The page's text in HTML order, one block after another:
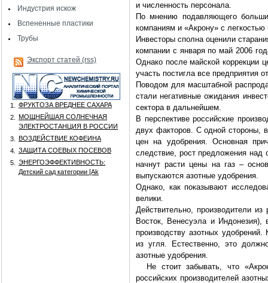
Индустрия искож
Вспененные пластики
Трубы
Экспорт статей (rss)
1.
ФРУКТОЗА ВРЕДНЕЕ САХАРА
2.
МОЩНЕЙШАЯ СОЛНЕЧНАЯ
ЭЛЕКТРОСТАНЦИЯ В РОССИИ
3.
ВОЗДЕЙСТВИЕ КОФЕИНА
4.
ЗАЩИТА СОЕВЫХ ПОСЕВОВ
5.
ЭНЕРГОЭФФЕКТИВНОСТЬ:
Детский сад категории [Аk
и численность персонала.
По мнению подавляющего
компаниям и «Акрону» с
Инвесторы сполна оценили
компании с января по май 2006
Однако после майской коррекции
участь постигла все предприятия
Поводом для масштабной
стали негативные ожидания
сектора в дальнейшем.
В перспективе российские
двух факторов. С одной стороны,
цен на удобрения. Основная
следствие, рост предложения над
начнут расти цены на газ –
выпускаются азотные удобрения.
Однако, как показывают
велики.
Действительно, производители
Восток, Венесуэла и
производству азотных
из угля. Естественно, это
азотные удобрения.
Не стоит забывать, что
российских производителей